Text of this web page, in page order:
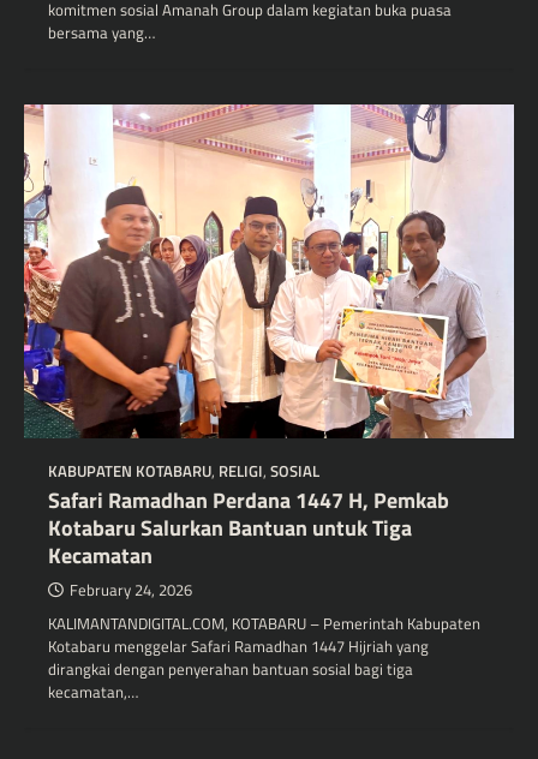
komitmen sosial Amanah Group dalam kegiatan buka puasa
bersama yang…
KABUPATEN KOTABARU, RELIGI, SOSIAL
Safari Ramadhan Perdana 1447 H, Pemkab
Kotabaru Salurkan Bantuan untuk Tiga
Kecamatan
February 24, 2026
KALIMANTANDIGITAL.COM, KOTABARU – Pemerintah Kabupaten
Kotabaru menggelar Safari Ramadhan 1447 Hijriah yang
dirangkai dengan penyerahan bantuan sosial bagi tiga
kecamatan,…